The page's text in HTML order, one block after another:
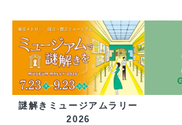
謎解きミュージアムラリー
2026